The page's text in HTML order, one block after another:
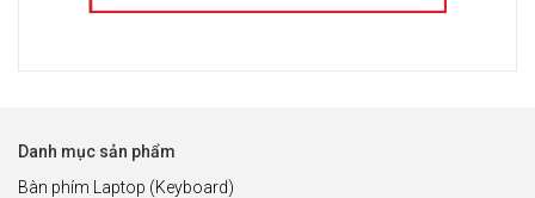
Danh mục sản phẩm
Bàn phím Laptop (Keyboard)